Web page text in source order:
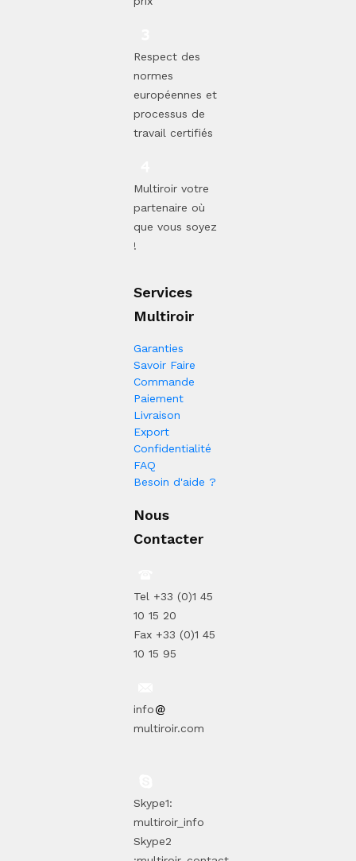
Respect des
normes
européennes et
processus de
travail certifiés
Multiroir votre
partenaire où
que vous soyez
!
Services
Multiroir
Garanties
Savoir Faire
Commande
Paiement
Livraison
Export
Confidentialité
FAQ
Besoin d'aide ?
Nous
Contacter
Tel +33 (0)1 45
10 15 20
Fax +33 (0)1 45
10 15 95
info
multiroir.com
Skype1:
multiroir_info
Skype2